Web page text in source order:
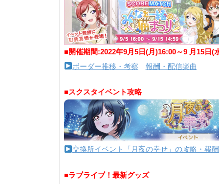
■開催期間:2022年9月5日(月)16:00～9 月15日(
ボーダー推移・考察 ｜ 報酬・配信楽曲
■スクスタイベント攻略
交換所イベント「月夜の幸せ」の攻略・報
■ラブライブ！最新グッズ